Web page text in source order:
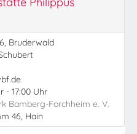
Bruderwald
- 17:00 Uhr
Bamberg-Forchheim e. V.
46, Hain